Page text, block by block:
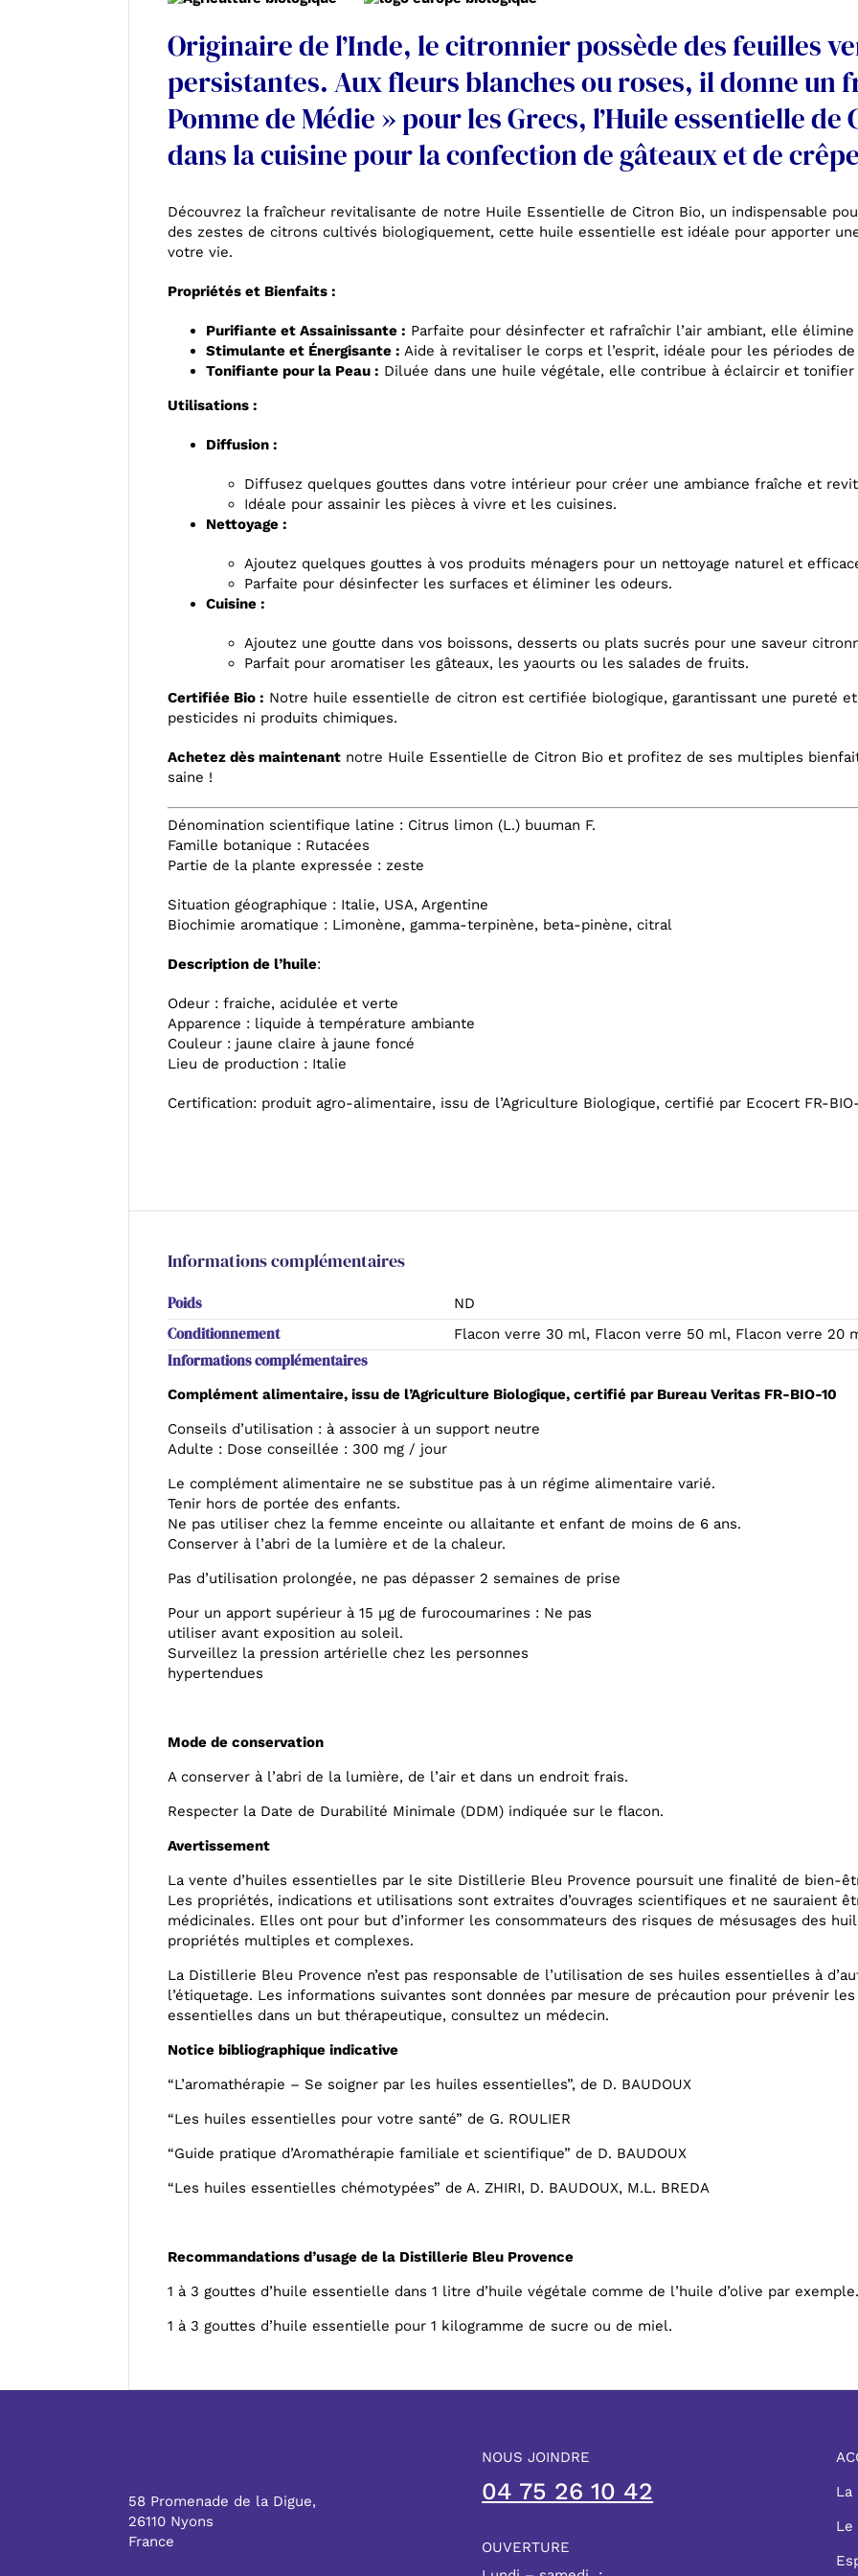
Originaire de l’Inde, le citronnier possède des feuilles
persistantes. Aux fleurs blanches ou roses, il donne un
Pomme de Médie » pour les Grecs, l’Huile essentielle
dans la cuisine pour la confection de gâteaux et de
Découvrez la fraîcheur revitalisante de notre Huile Essentielle de Citron Bio, un indispensable
des zestes de citrons cultivés biologiquement, cette huile essentielle est idéale pour apporter
votre vie.
Propriétés et Bienfaits :
Purifiante et Assainissante : Parfaite pour désinfecter et rafraîchir l’air ambiant, elle
Stimulante et Énergisante : Aide à revitaliser le corps et l’esprit, idéale pour les périodes
Tonifiante pour la Peau : Diluée dans une huile végétale, elle contribue à éclaircir et tonifier
Utilisations :
Diffusion :
Diffusez quelques gouttes dans votre intérieur pour créer une ambiance fraîche et
Idéale pour assainir les pièces à vivre et les cuisines.
Nettoyage :
Ajoutez quelques gouttes à vos produits ménagers pour un nettoyage naturel et
Parfaite pour désinfecter les surfaces et éliminer les odeurs.
Cuisine :
Ajoutez une goutte dans vos boissons, desserts ou plats sucrés pour une saveur
Parfait pour aromatiser les gâteaux, les yaourts ou les salades de fruits.
Certifiée Bio : Notre huile essentielle de citron est certifiée biologique, garantissant une pureté
pesticides ni produits chimiques.
Achetez dès maintenantnotre Huile Essentielle de Citron Bio et profitez de ses multiples
saine !
Dénomination scientifique latine : Citrus limon (L.) buuman F.
Famille botanique : Rutacées
Partie de la plante expressée : zeste
Situation géographique : Italie, USA, Argentine
Biochimie aromatique : Limonène, gamma-terpinène, beta-pinène, citral
Description de l’huile:
Odeur : fraiche, acidulée et verte
Apparence : liquide à température ambiante
Couleur : jaune claire à jaune foncé
Lieu de production : Italie
Certification: produit agro-alimentaire, issu de l’Agriculture Biologique, certifié par Ecocert FR-
Informations complémentaires
Poids ND
Conditionnement Flacon verre 30 ml, Flacon verre 50 ml, Flacon verre 20
Informations complémentaires
Complément alimentaire, issu de l’Agriculture Biologique, certifié par Bureau Veritas FR-BIO-10
Conseils d’utilisation : à associer à un support neutre
Adulte : Dose conseillée : 300 mg / jour
Le complément alimentaire ne se substitue pas à un régime alimentaire varié.
Tenir hors de portée des enfants.
Ne pas utiliser chez la femme enceinte ou allaitante et enfant de moins de 6 ans.
Conserver à l’abri de la lumière et de la chaleur.
Pas d’utilisation prolongée, ne pas dépasser 2 semaines de prise
Pour un apport supérieur à 15 µg de furocoumarines : Ne pas
utiliser avant exposition au soleil.
Surveillez la pression artérielle chez les personnes
hypertendues
Mode de conservation
A conserver à l’abri de la lumière, de l’air et dans un endroit frais.
Respecter la Date de Durabilité Minimale (DDM) indiquée sur le flacon.
Avertissement
La vente d’huiles essentielles par le site Distillerie Bleu Provence poursuit une finalité de bien-
Les propriétés, indications et utilisations sont extraites d’ouvrages scientifiques et ne sauraient
médicinales. Elles ont pour but d’informer les consommateurs des risques de mésusages des
propriétés multiples et complexes.
La Distillerie Bleu Provence n’est pas responsable de l’utilisation de ses huiles essentielles à
l’étiquetage. Les informations suivantes sont données par mesure de précaution pour prévenir
essentielles dans un but thérapeutique, consultez un médecin.
Notice bibliographique indicative
“L’aromathérapie – Se soigner par les huiles essentielles”, de D. BAUDOUX
“Les huiles essentielles pour votre santé” de G. ROULIER
“Guide pratique d’Aromathérapie familiale et scientifique” de D. BAUDOUX
“Les huiles essentielles chémotypées” de A. ZHIRI, D. BAUDOUX, M.L. BREDA
Recommandations d’usage de la Distillerie Bleu Provence
1 à 3 gouttes d’huile essentielle dans 1 litre d’huile végétale comme de l’huile d’olive par exemple.
1 à 3 gouttes d’huile essentielle pour 1 kilogramme de sucre ou de miel.
58 Promenade de la Digue,
26110 Nyons
France
NOUS JOINDRE
04 75 26 10 42
OUVERTURE
La
Le